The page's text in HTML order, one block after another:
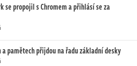
se propojil s Chromem a přihlásí se za
a pamětech přijdou na řadu základní desky